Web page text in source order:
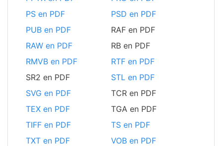
PS en PDF
PSD en PDF
PUB en PDF
RAF en PDF
RAW en PDF
RB en PDF
RMVB en PDF
RTF en PDF
SR2 en PDF
STL en PDF
SVG en PDF
TCR en PDF
TEX en PDF
TGA en PDF
TIFF en PDF
TS en PDF
TXT en PDF
VOB en PDF